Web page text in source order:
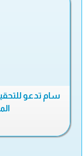
سام تدعو